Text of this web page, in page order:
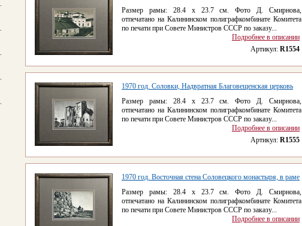
Размер рамы: 28.4 x 23.7 см. Фото Д. Смирнова,
отпечатано на Калининском полиграфкомбинате Комитета
по печати при Совете Министров СССР по заказу...
Подробнее в описании
Артикул: R1554
1970 год. Соловки, Надвратная Благовещенская церковь
Размер рамы: 28.4 x 23.7 см. Фото Д. Смирнова,
отпечатано на Калининском полиграфкомбинате Комитета
по печати при Совете Министров СССР по заказу...
Подробнее в описании
Артикул: R1555
1970 год. Восточная стена Соловецкого монастыря, в раме
Размер рамы: 28.4 x 23.7 см. Фото Д. Смирнова,
отпечатано на Калининском полиграфкомбинате Комитета
по печати при Совете Министров СССР по заказу...
Подробнее в описании